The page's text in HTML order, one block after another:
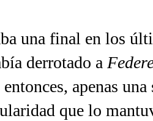
una final en los
derrotado a
entonces, apenas
que lo